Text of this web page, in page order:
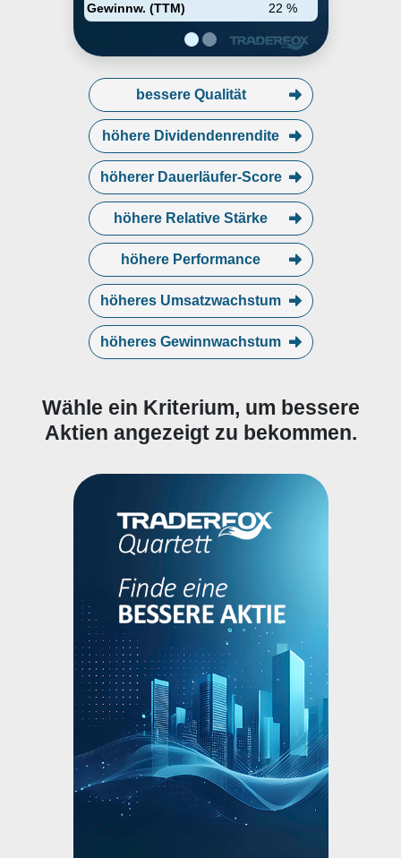
Gewinnw. (TTM)
22 %
bessere Qualität
höhere Dividendenrendite
höherer Dauerläufer-Score
höhere Relative Stärke
höhere Performance
höheres Umsatzwachstum
höheres Gewinnwachstum
Wähle ein Kriterium, um bessere
Aktien angezeigt zu bekommen.